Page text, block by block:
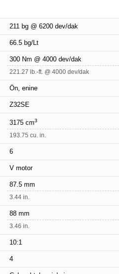
211 bg @ 6200 dev/dak
66.5 bg/Lt
300 Nm @ 4000 dev/dak
221.27 lb.-ft. @ 4000 dev/dak
Ön, enine
Z32SE
3175 cm3
193.75 cu. in.
6
V motor
87.5 mm
3.44 in.
88 mm
3.46 in.
10:1
4